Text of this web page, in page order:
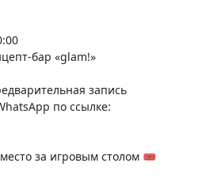
бар «glam!»
запись
по ссылке:
за игровым столом 🎟️